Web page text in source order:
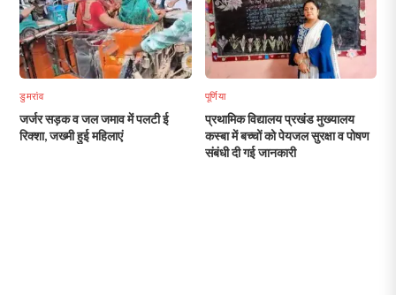
डुमरांव
जर्जर सड़क व जल जमाव में पलटी ई
रिक्शा, जख्मी हुई महिलाएं
पूर्णिया
प्रथामिक विद्यालय प्रखंड मुख्यालय
कस्बा में बच्चों को पेयजल सुरक्षा व पोषण
संबंधी दी गई जानकारी